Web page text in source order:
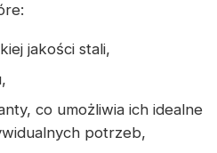
jakości stali,
co umożliwia ich idealne
potrzeb,